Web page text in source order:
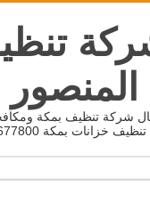
المنصور
شركة تنظيف بمكة
خزانات بمكة 0535677800